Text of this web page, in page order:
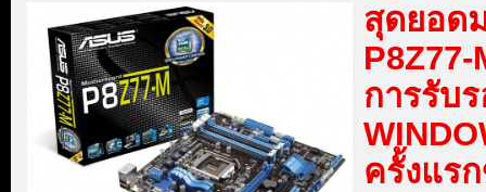
สุดยอด
P8Z77-
การรับ
ครั้งแร